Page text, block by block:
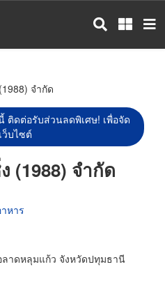
จำกัด
ติดต่อรับส่วนลดพิเศษ! เพื่อจัด
ว็บไซต์
(1988) จำกัด
หาร
ลาดหลุมแก้ว จังหวัดปทุมธานี